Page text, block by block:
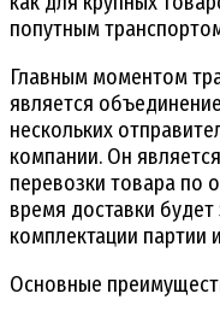
попутным
Главным моментом
является
нескольких
компании. Он
перевозки товара по
время доставки
комплектации партии
Основные